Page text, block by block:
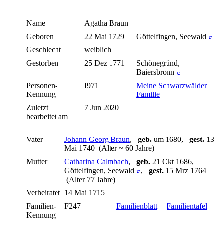
Name Agatha Braun
Geboren
22 Mai 1729
Göttelfingen, Seewald
Geschlecht
weiblich
Gestorben
25 Dez 1771
Schönegründ,
Baiersbronn
Personen-
Kennung
I971
Meine Schwarzwälder
Familie
Zuletzt
bearbeitet am
7 Jun 2020
Vater Johann Georg Braun, geb. um 1680, gest. 13
Mai 1740 (Alter ~ 60 Jahre)
Mutter
Catharina Calmbach, geb. 21 Okt 1686,
Göttelfingen, Seewald
, gest. 15 Mrz 1764
(Alter 77 Jahre)
Verheiratet 14 Mai 1715
Familien-
Kennung
F247 Familienblatt| Familientafel